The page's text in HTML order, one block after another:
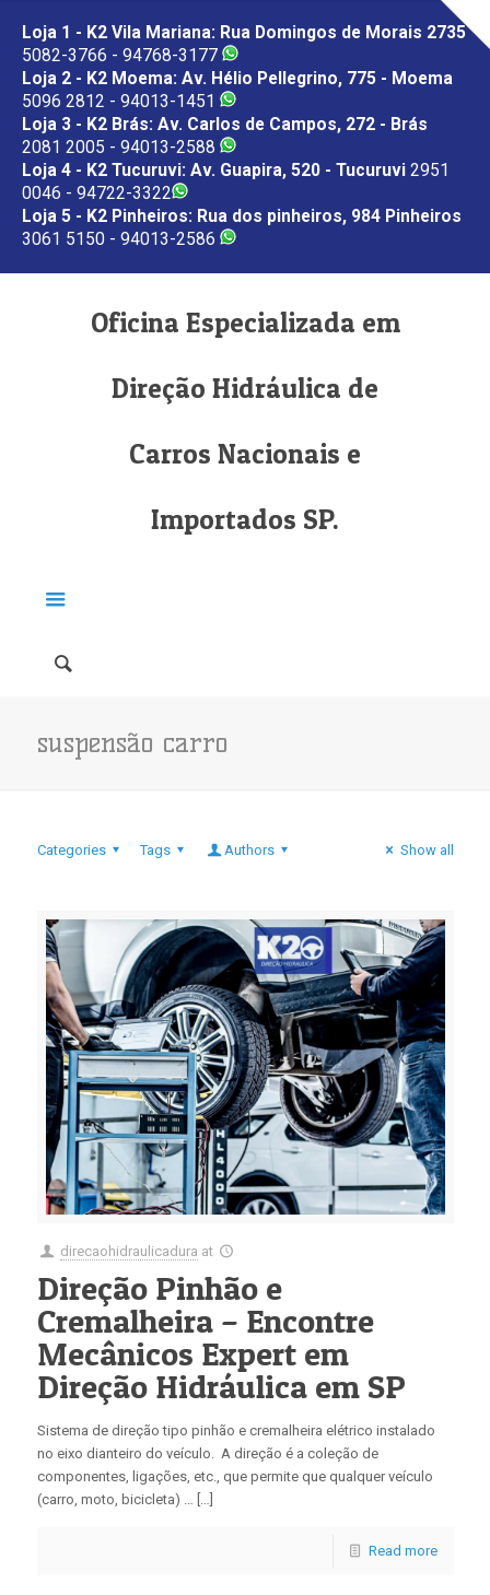
Loja 1 - K2 Vila Mariana: Rua Domingos de Morais 2735
5082-3766 - 94768-3177
Loja 2 - K2 Moema: Av. Hélio Pellegrino, 775 - Moema
5096 2812 - 94013-1451
Loja 3 - K2 Brás: Av. Carlos de Campos, 272 - Brás
2081 2005 - 94013-2588
Loja 4 - K2 Tucuruvi: Av. Guapira, 520 - Tucuruvi 2951
0046 - 94722-3322
Loja 5 - K2 Pinheiros: Rua dos pinheiros, 984 Pinheiros
3061 5150 - 94013-2586
Oficina Especializada em
Direção Hidráulica de
Carros Nacionais e
Importados SP.
suspensão carro
Categories Tags Authors Show all
direcaohidraulicadura at
Direção Pinhão e
Cremalheira – Encontre
Mecânicos Expert em
Direção Hidráulica em SP
Sistema de direção tipo pinhão e cremalheira elétrico instalado
no eixo dianteiro do veículo. A direção é a coleção de
componentes, ligações, etc., que permite que qualquer veículo
(carro, moto, bicicleta) … […]
Read more